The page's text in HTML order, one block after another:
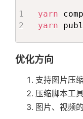
,
{
yarn
yarn
优化方向
支持图片压缩
压缩脚本工
图片、视频